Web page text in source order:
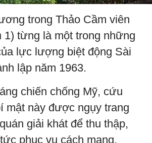
trong Thảo Cầm viên
1) từng là một trong những
lực lượng biệt động Sài
lập năm 1963.
chiến chống Mỹ, cứu
mật này được ngụy trang
giải khát để thu thập,
phục vụ cách mạng.